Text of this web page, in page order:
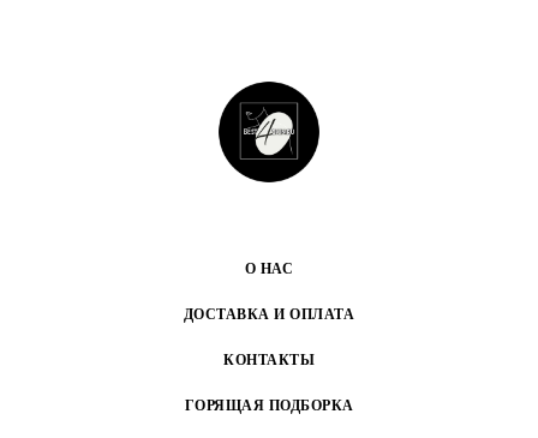
О НАС
ДОСТАВКА И ОПЛАТА
КОНТАКТЫ
ГОРЯЩАЯ ПОДБОРКА